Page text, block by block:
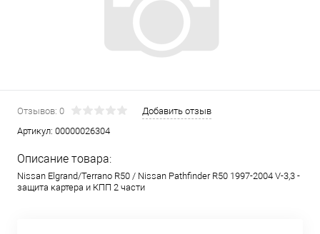
Отзывов: 0
Добавить отзыв
Артикул: 00000026304
Описание товара:
Nissan Elgrand/Terrano R50 / Nissan Pathfinder R50 1997-2004 V-3,3 -
защита картера и КПП 2 части